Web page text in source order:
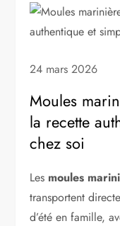
24 mars 2026
Moules
la recette
chez soi
Les moules
transportent
d’été en famille,